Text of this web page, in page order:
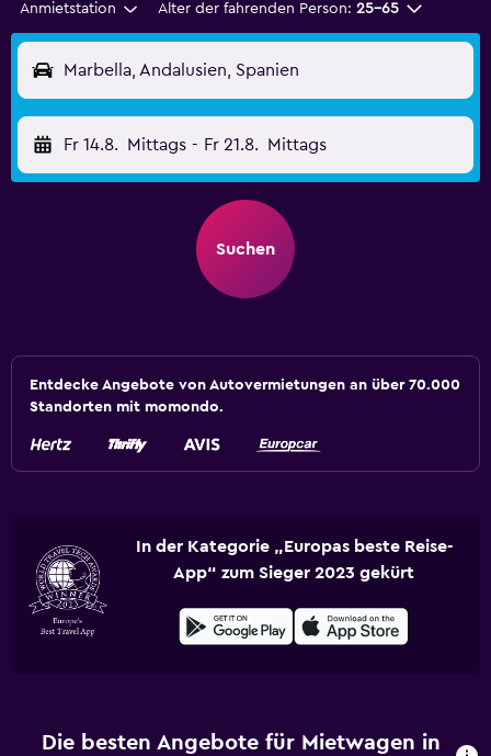
Anmietstation Alter der fahrenden Person: 25-65
Marbella, Andalusien, Spanien
Fr 14.8. Mittags - Fr 21.8. Mittags
Suchen
Entdecke Angebote von Autovermietungen an über 70.000
Standorten mit momondo.
In der Kategorie „Europas beste Reise-
App“ zum Sieger 2023 gekürt
Die besten Angebote für Mietwagen in